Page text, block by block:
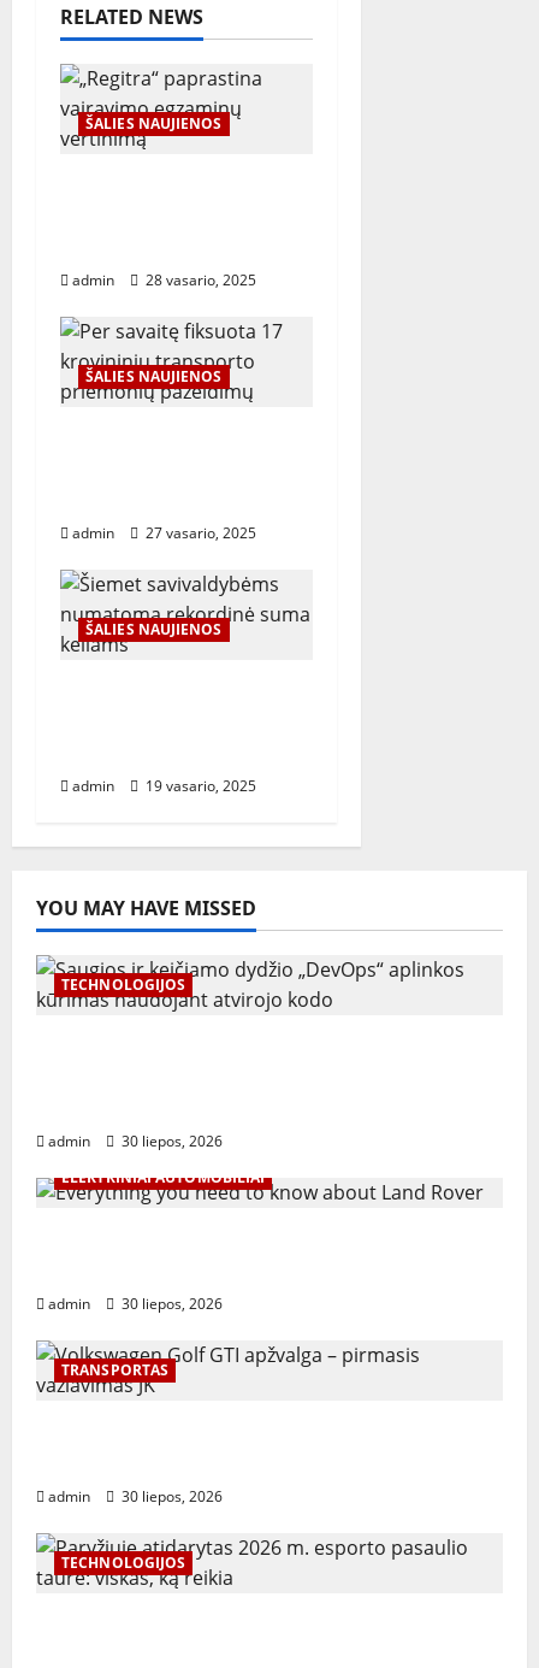
g
a
t
n
RELATED NEWS
ŠALIES NAUJIENOS
admin 28 vasario, 2025
ŠALIES NAUJIENOS
admin 27 vasario, 2025
ŠALIES NAUJIENOS
admin 19 vasario, 2025
YOU MAY HAVE MISSED
TECHNOLOGIJOS
admin
30 liepos, 2026
ELEKTRINIAI AUTOMOBILIAI
admin 30 liepos, 2026
TRANSPORTAS
admin 30 liepos, 2026
TECHNOLOGIJOS